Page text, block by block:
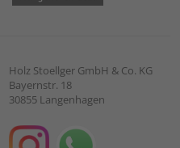
Holz Stoellger GmbH & Co. KG
Bayernstr. 18
30855 Langenhagen